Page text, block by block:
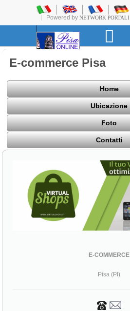
Powered by NETWORK PORTALI
E-commerce Pisa
Home
Ubicazione
Foto
Contatti
E-COMMERCE
Pisa (PI)